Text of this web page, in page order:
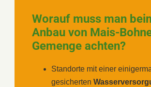
Worauf muss man
Anbau von Mais-
Gemenge achten?
Standorte mit einer
gesicherten